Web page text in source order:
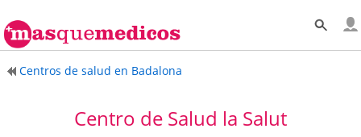
Centros de salud en Badalona
Centro de Salud la Salut